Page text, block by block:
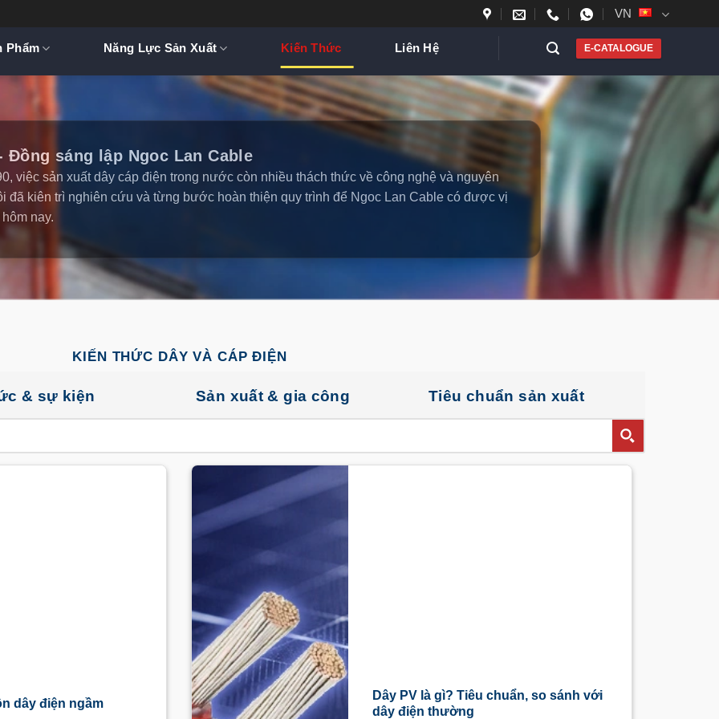
VN
Phẩm Năng Lực Sản Xuất Kiến Thức Liên Hệ E-CATALOGUE
Đồng sáng lập Ngoc Lan Cable
việc sản xuất dây cáp điện trong nước còn nhiều thách thức về công nghệ và nguyên
đã kiên trì nghiên cứu và từng bước hoàn thiện quy trình để Ngoc Lan Cable có được vị
nay.
KIẾN THỨC DÂY VÀ CÁP ĐIỆN
& sự kiện Sản xuất & gia công Tiêu chuẩn sản xuất
dây điện ngầm
Dây PV là gì? Tiêu chuẩn, so sánh với
dây điện thường